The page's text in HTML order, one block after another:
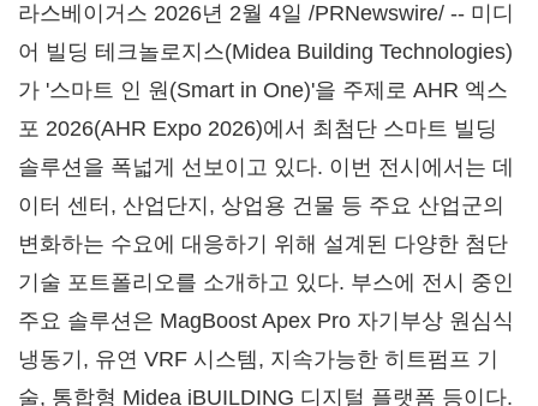
라스베이거스 2026년 2월 4일 /PRNewswire/ -- 미디
어 빌딩 테크놀로지스(Midea Building Technologies)
가 '스마트 인 원(Smart in One)'을 주제로 AHR 엑스
포 2026(AHR Expo 2026)에서 최첨단 스마트 빌딩
솔루션을 폭넓게 선보이고 있다. 이번 전시에서는 데
이터 센터, 산업단지, 상업용 건물 등 주요 산업군의
변화하는 수요에 대응하기 위해 설계된 다양한 첨단
기술 포트폴리오를 소개하고 있다. 부스에 전시 중인
주요 솔루션은 MagBoost Apex Pro 자기부상 원심식
냉동기, 유연 VRF 시스템, 지속가능한 히트펌프 기
술, 통합형 Midea iBUILDING 디지털 플랫폼 등이다.